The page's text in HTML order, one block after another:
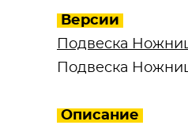
Версии
Подвеска
Подвеска
Описание